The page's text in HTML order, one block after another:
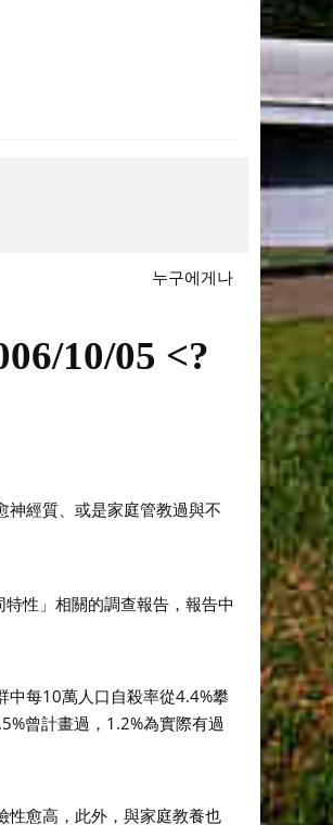
누구에게나
10/05 <?
神經質、或是家庭管教過與不
性」相關的調查報告，報告中
中每10萬人口自殺率從4.4%攀
曾計畫過，1.2%為實際有過
性愈高，此外，與家庭教養也